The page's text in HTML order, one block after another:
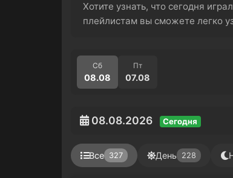
Хотите узнать, что сегодня
плейлистам вы сможете легко
Сб
08.08
Пт
07.08
08.08.2026 Сегодня
Все 327 День 228